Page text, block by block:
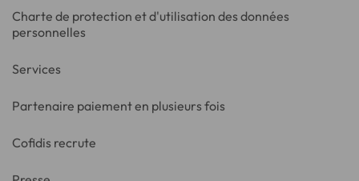
Charte de protection et d'utilisation des données
personnelles
Services
Partenaire paiement en plusieurs fois
Cofidis recrute